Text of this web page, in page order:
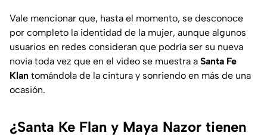
Vale mencionar que, hasta el momento, se desconoce
por completo la identidad de la mujer, aunque algunos
usuarios en redes consideran que podría ser su nueva
novia toda vez que en el video se muestra a Santa Fe
Klan tomándola de la cintura y sonriendo en más de una
ocasión.
¿Santa Ke Flan y Maya Nazor tienen